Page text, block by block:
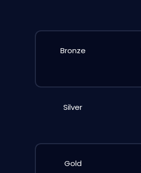
Bronze
Silver
Gold